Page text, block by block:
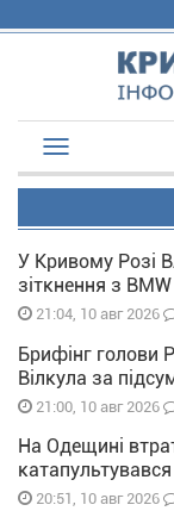
У Кривому Розі
зіткнення з
21:04, 10 авг 2026
Брифінг голови
Вілкула за
21:00, 10 авг 2026
На Одещині
катапультувався
20:51, 10 авг 2026